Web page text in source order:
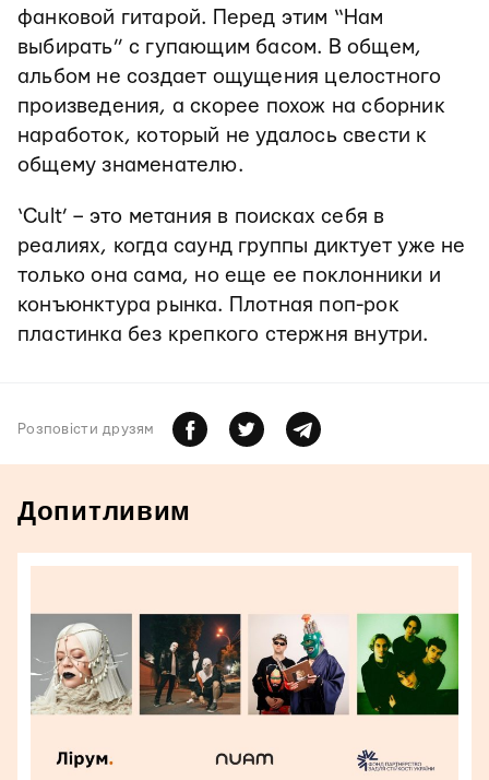
фанковой гитарой. Перед этим “Нам
выбирать” с гупающим басом. В общем,
альбом не создает ощущения целостного
произведения, а скорее похож на сборник
наработок, который не удалось свести к
общему знаменателю.
‘Cult’ – это метания в поисках себя в
реалиях, когда саунд группы диктует уже не
только она сама, но еще ее поклонники и
конъюнктура рынка. Плотная поп-рок
пластинка без крепкого стержня внутри.
Розповiсти друзям
Допитливим